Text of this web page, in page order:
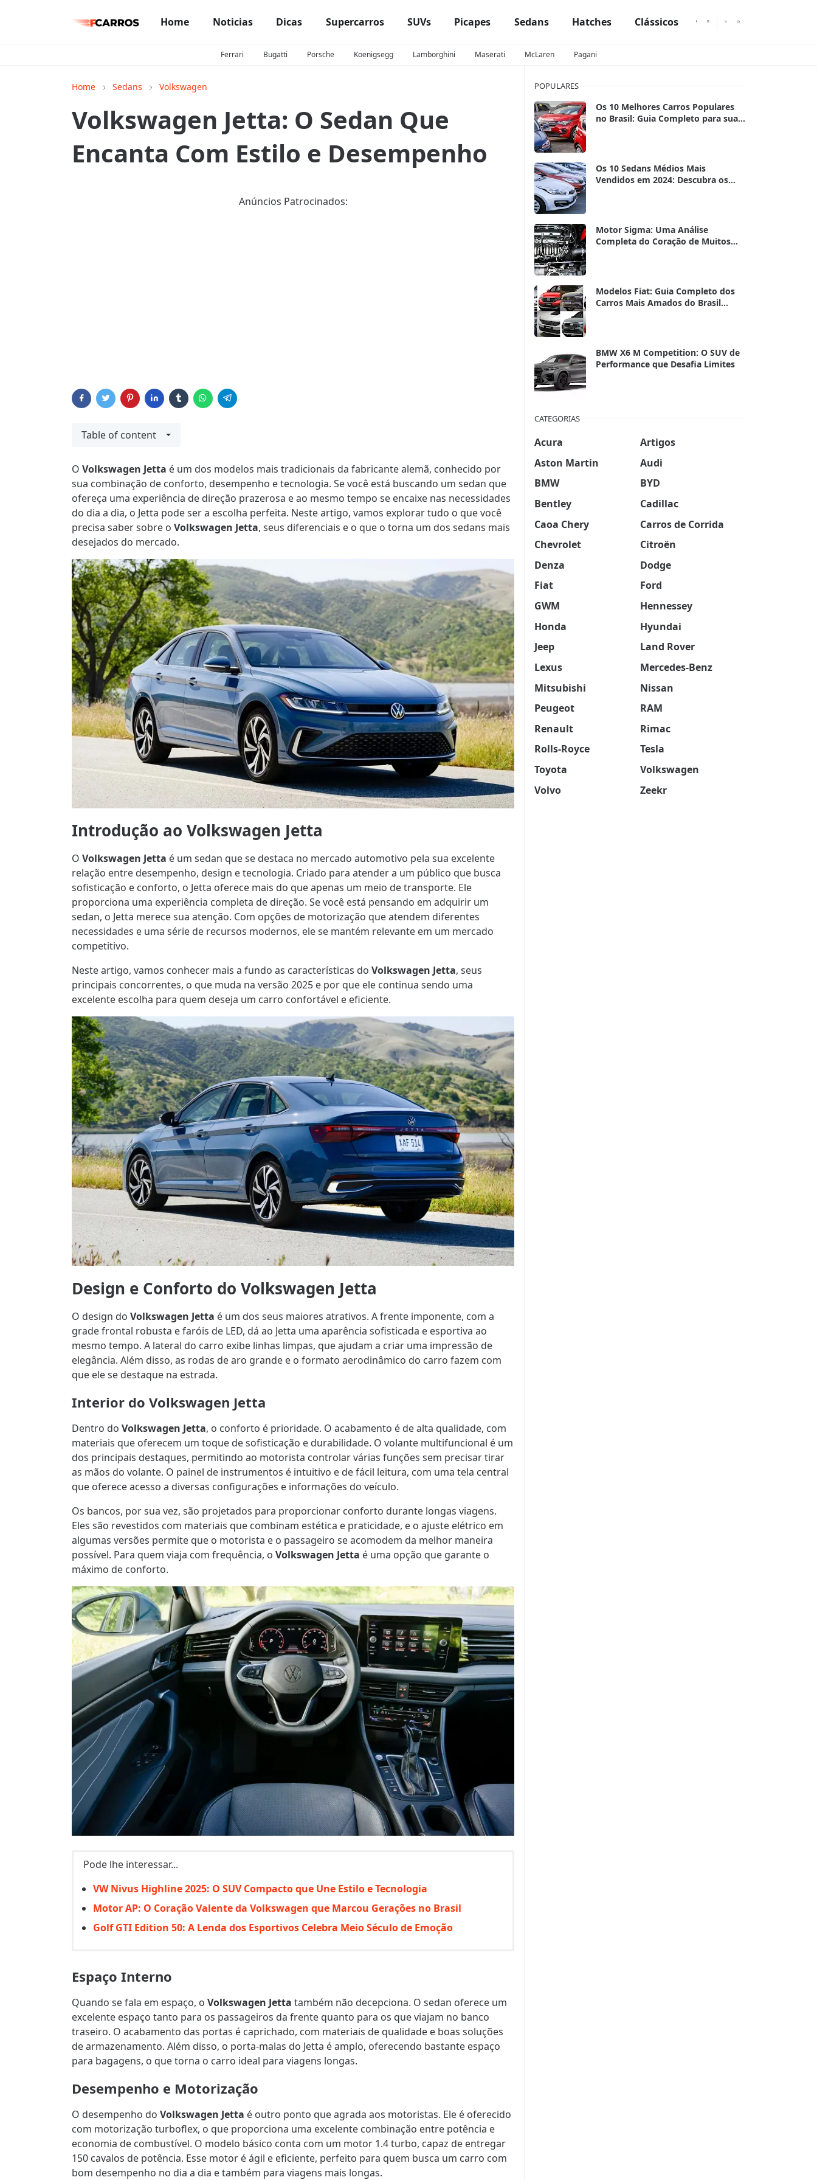
Home Noticias Dicas Supercarros SUVs Picapes Sedans Hatches Clássicos
Ferrari Bugatti Porsche Koenigsegg Lamborghini Maserati McLaren Pagani
Home Sedans Volkswagen
Volkswagen Jetta: O Sedan Que
Encanta Com Estilo e Desempenho
Anúncios Patrocinados:
Table of content
O Volkswagen Jetta é um dos modelos mais tradicionais da fabricante alemã, conhecido por
sua combinação de conforto, desempenho e tecnologia. Se você está buscando um sedan que
ofereça uma experiência de direção prazerosa e ao mesmo tempo se encaixe nas necessidades
do dia a dia, o Jetta pode ser a escolha perfeita. Neste artigo, vamos explorar tudo o que você
precisa saber sobre o Volkswagen Jetta, seus diferenciais e o que o torna um dos sedans mais
desejados do mercado.
Introdução ao Volkswagen Jetta
O Volkswagen Jetta é um sedan que se destaca no mercado automotivo pela sua excelente
relação entre desempenho, design e tecnologia. Criado para atender a um público que busca
sofisticação e conforto, o Jetta oferece mais do que apenas um meio de transporte. Ele
proporciona uma experiência completa de direção. Se você está pensando em adquirir um
sedan, o Jetta merece sua atenção. Com opções de motorização que atendem diferentes
necessidades e uma série de recursos modernos, ele se mantém relevante em um mercado
competitivo.
Neste artigo, vamos conhecer mais a fundo as características do Volkswagen Jetta, seus
principais concorrentes, o que muda na versão 2025 e por que ele continua sendo uma
excelente escolha para quem deseja um carro confortável e eficiente.
Design e Conforto do Volkswagen Jetta
O design do Volkswagen Jetta é um dos seus maiores atrativos. A frente imponente, com a
grade frontal robusta e faróis de LED, dá ao Jetta uma aparência sofisticada e esportiva ao
mesmo tempo. A lateral do carro exibe linhas limpas, que ajudam a criar uma impressão de
elegância. Além disso, as rodas de aro grande e o formato aerodinâmico do carro fazem com
que ele se destaque na estrada.
Interior do Volkswagen Jetta
Dentro do Volkswagen Jetta, o conforto é prioridade. O acabamento é de alta qualidade, com
materiais que oferecem um toque de sofisticação e durabilidade. O volante multifuncional é um
dos principais destaques, permitindo ao motorista controlar várias funções sem precisar tirar
as mãos do volante. O painel de instrumentos é intuitivo e de fácil leitura, com uma tela central
que oferece acesso a diversas configurações e informações do veículo.
Os bancos, por sua vez, são projetados para proporcionar conforto durante longas viagens.
Eles são revestidos com materiais que combinam estética e praticidade, e o ajuste elétrico em
algumas versões permite que o motorista e o passageiro se acomodem da melhor maneira
possível. Para quem viaja com frequência, o Volkswagen Jetta é uma opção que garante o
máximo de conforto.
Pode lhe interessar...
VW Nivus Highline 2025: O SUV Compacto que Une Estilo e Tecnologia
Motor AP: O Coração Valente da Volkswagen que Marcou Gerações no Brasil
Golf GTI Edition 50: A Lenda dos Esportivos Celebra Meio Século de Emoção
Espaço Interno
Quando se fala em espaço, o Volkswagen Jetta também não decepciona. O sedan oferece um
excelente espaço tanto para os passageiros da frente quanto para os que viajam no banco
traseiro. O acabamento das portas é caprichado, com materiais de qualidade e boas soluções
de armazenamento. Além disso, o porta-malas do Jetta é amplo, oferecendo bastante espaço
para bagagens, o que torna o carro ideal para viagens longas.
Desempenho e Motorização
O desempenho do Volkswagen Jetta é outro ponto que agrada aos motoristas. Ele é oferecido
com motorização turboflex, o que proporciona uma excelente combinação entre potência e
economia de combustível. O modelo básico conta com um motor 1.4 turbo, capaz de entregar
150 cavalos de potência. Esse motor é ágil e eficiente, perfeito para quem busca um carro com
bom desempenho no dia a dia e também para viagens mais longas.
POPULARES
Os 10 Melhores Carros Populares
no Brasil: Guia Completo para sua
Os 10 Sedans Médios Mais
Vendidos em 2024: Descubra os
Motor Sigma: Uma Análise
Completa do Coração de Muitos
Modelos Fiat: Guia Completo dos
Carros Mais Amados do Brasil
BMW X6 M Competition: O SUV de
Performance que Desafia Limites
CATEGORIAS
Acura
Artigos
Aston Martin
Audi
BMW
BYD
Bentley
Cadillac
Caoa Chery
Carros de Corrida
Chevrolet
Citroën
Denza
Dodge
Fiat
Ford
GWM
Hennessey
Honda
Hyundai
Jeep
Land Rover
Lexus
Mercedes-Benz
Mitsubishi
Nissan
Peugeot
RAM
Renault
Rimac
Rolls-Royce
Tesla
Toyota
Volkswagen
Volvo
Zeekr